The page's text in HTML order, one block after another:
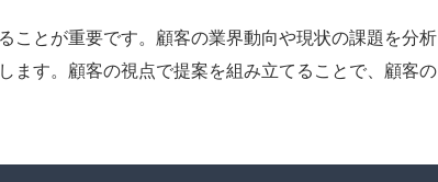
ことが重要です。顧客の業界動向や現状の課題を分析
ます。顧客の視点で提案を組み立てることで、顧客の